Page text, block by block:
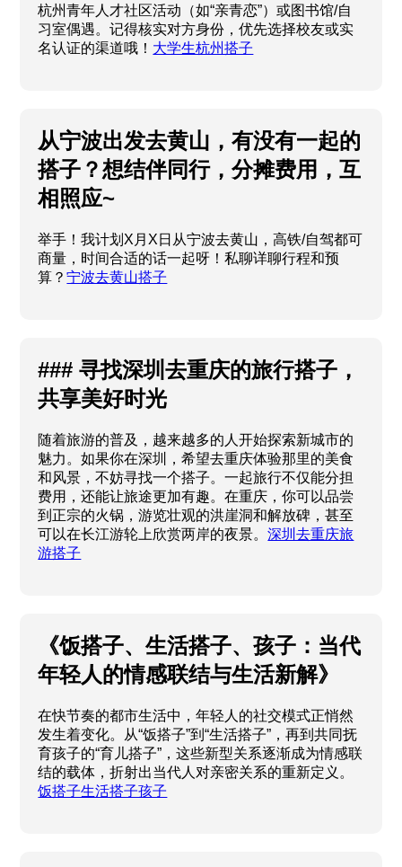
杭州青年人才社区活动（如“亲青恋”）或图书馆/自
习室偶遇。记得核实对方身份，优先选择校友或实
名认证的渠道哦！ 大学生杭州搭子
从宁波出发去黄山，有没有一起的
搭子？想结伴同行，分摊费用，互
相照应~
举手！我计划X月X日从宁波去黄山，高铁/自驾都可
商量，时间合适的话一起呀！私聊详聊行程和预
算？宁波去黄山搭子
### 寻找深圳去重庆的旅行搭子，
共享美好时光
随着旅游的普及，越来越多的人开始探索新城市的
魅力。如果你在深圳，希望去重庆体验那里的美食
和风景，不妨寻找一个搭子。一起旅行不仅能分担
费用，还能让旅途更加有趣。在重庆，你可以品尝
到正宗的火锅，游览壮观的洪崖洞和解放碑，甚至
可以在长江游轮上欣赏两岸的夜景。深圳去重庆旅
游搭子
《饭搭子、生活搭子、孩子：当代
年轻人的情感联结与生活新解》
在快节奏的都市生活中，年轻人的社交模式正悄然
发生着变化。从“饭搭子”到“生活搭子”，再到共同抚
育孩子的“育儿搭子”，这些新型关系逐渐成为情感联
结的载体，折射出当代人对亲密关系的重新定义。
饭搭子生活搭子孩子